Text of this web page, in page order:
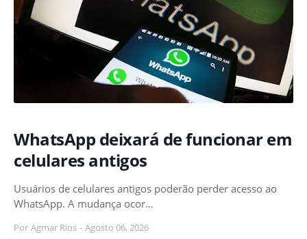
WhatsApp deixará de funcionar em
celulares antigos
Usuários de celulares antigos poderão perder acesso ao
WhatsApp. A mudança ocor…
Por Agmar Rios - Agosto 06, 2026